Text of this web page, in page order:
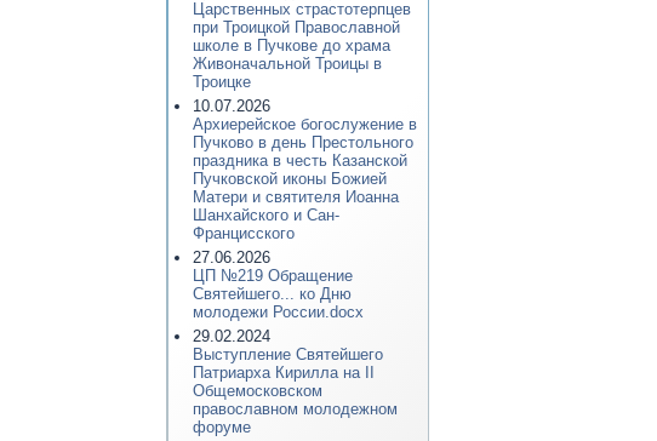
Царственных страстотерпцев
при Троицкой Православной
школе в Пучкове до храма
Живоначальной Троицы в
Троицке
10.07.2026
Архиерейское богослужение в
Пучково в день Престольного
праздника в честь Казанской
Пучковской иконы Божией
Матери и святителя Иоанна
Шанхайского и Сан-
Францисского
27.06.2026
ЦП №219 Обращение
Святейшего... ко Дню
молодежи России.docx
29.02.2024
Выступление Святейшего
Патриарха Кирилла на II
Общемосковском
православном молодежном
форуме